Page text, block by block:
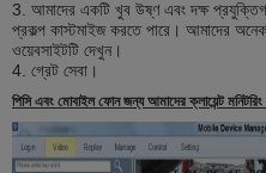
3. আমাদের একটি খুব উষ্ণ এবং দক্ষ
প্রকল্প কাস্টমাইজ করতে পারে। আমাদের
ওয়েবসাইটটি দেখুন।
4. গ্রেট সেবা।
পিসি এবং মোবাইল ফোন জন্য আমাদের ক্লায়েন্ট মনিটরিং